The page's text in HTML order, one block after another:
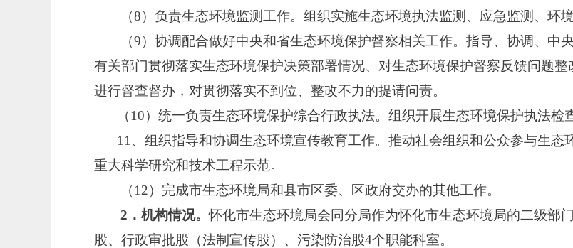
（8）负责生态环境监测工作。组织实施生态环境执法监测、应急监测、环
（9）协调配合做好中央和省生态环境保护督察相关工作。指导、协调、中
有关部门贯彻落实生态环境保护决策部署情况、对生态环境保护督察反馈问题整
进行督查督办，对贯彻落实不到位、整改不力的提请问责。
（10） 统一负责生态环境保护综合行政执法。组织开展生态环境保护执法检
11、组织指导和协调生态环境宣传教育工作。推动社会组织和公众参与生
重大科学研究和技术工程示范。
（12） 完成市生态环境局和县市区委、区政府交办的其他工作。
2．机构情况。怀化市生态环境局会同分局作为怀化市生态环境局的二级部
股、行政审批股（法制宣传股）、污染防治股4个职能科室。